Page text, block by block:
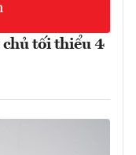
tối thiểu 4